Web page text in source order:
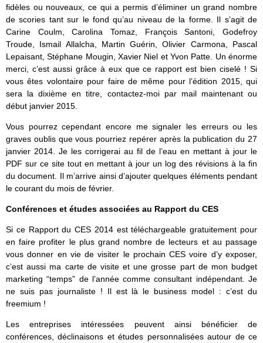
fidèles ou nouveaux, ce qui a permis d’éliminer un grand nombre
de scories tant sur le fond qu’au niveau de la forme. Il s’agit de
Carine Coulm, Carolina Tomaz, François Santoni, Godefroy
Troude, Ismail Allalcha, Martin Guérin, Olivier Carmona, Pascal
Lepaisant, Stéphane Mougin, Xavier Niel et Yvon Patte. Un énorme
merci, c’est aussi grâce à eux que ce rapport est bien ciselé ! Si
vous êtes volontaire pour faire de même pour l’édition 2015, qui
sera la dixième en titre, contactez-moi par mail maintenant ou
début janvier 2015.
Vous pourrez cependant encore me signaler les erreurs ou les
graves oublis que vous pourriez repérer après la publication du 27
janvier 2014. Je les corrigerai au fil de l’eau en mettant à jour le
PDF sur ce site tout en mettant à jour un log des révisions à la fin
du document. Il m’arrive ainsi d’ajouter quelques éléments pendant
le courant du mois de février.
Conférences et études associées au Rapport du CES
Si ce Rapport du CES 2014 est téléchargeable gratuitement pour
en faire profiter le plus grand nombre de lecteurs et au passage
vous donner en vie de visiter le prochain CES voire d’y exposer,
c’est aussi ma carte de visite et une grosse part de mon budget
marketing “temps” de l’année comme consultant indépendant. Je
ne suis pas journaliste ! Il est là le business model : c’est du
freemium !
Les entreprises intéressées peuvent ainsi bénéficier de
conférences, déclinaisons et études personnalisées autour de ce